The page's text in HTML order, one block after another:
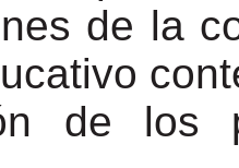
de la
de los